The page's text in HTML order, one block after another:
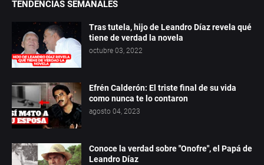
TENDENCIAS SEMANALES
Tras tutela, hijo de Leandro Díaz revela qué
tiene de verdad la novela
octubre 03, 2022
Efrén Calderón: El triste final de su vida
como nunca te lo contaron
agosto 04, 2023
Conoce la verdad sobre "Onofre", el Papá de
Leandro Díaz